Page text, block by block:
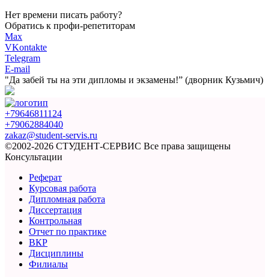
Нет времени писать работу?
Обратись к профи-репетиторам
Max
VKontakte
Telegram
E-mail
"Да забей ты на эти дипломы и экзамены!” (дворник Кузьмич)
+79646811124
+79062884040
zakaz@student-servis.ru
©2002-2026 СТУДЕНТ-СЕРВИС Все права защищены
Консультации
Реферат
Курсовая работа
Дипломная работа
Диссертация
Контрольная
Отчет по практике
ВКР
Дисциплины
Филиалы